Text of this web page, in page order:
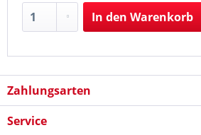
In den Warenkorb
Zahlungsarten
Service